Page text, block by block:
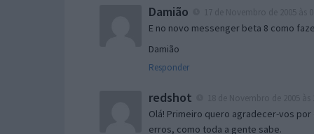
Damião
E no novo messenger beta 8 como
Damião
Responder
redshot
Olá! Primeiro quero agradecer-vos
erros, como toda a gente sabe.